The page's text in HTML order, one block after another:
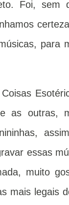
Foi, sem
para
as outras,
essas
muito
mais legais